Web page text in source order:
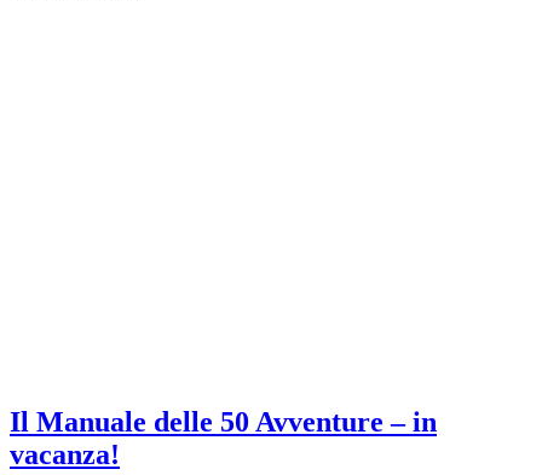
Il Manuale delle 50 Avventure – in
vacanza!